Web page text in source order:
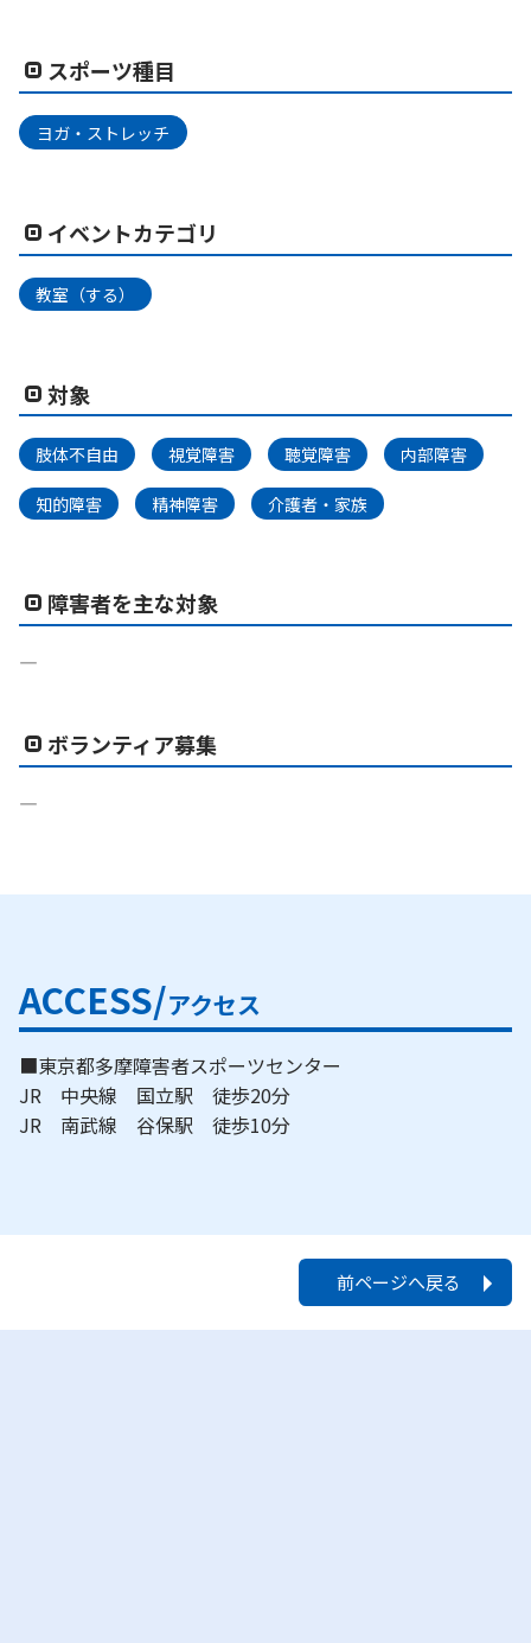
スポーツ種目
ヨガ・ストレッチ
イベントカテゴリ
教室（する）
対象
肢体不自由 視覚障害 聴覚障害 内部障害
知的障害 精神障害 介護者・家族
障害者を主な対象
―
ボランティア募集
―
ACCESS/アクセス
■東京都多摩障害者スポーツセンター
JR 中央線 国立駅 徒歩20分
JR 南武線 谷保駅 徒歩10分
前ページへ戻る